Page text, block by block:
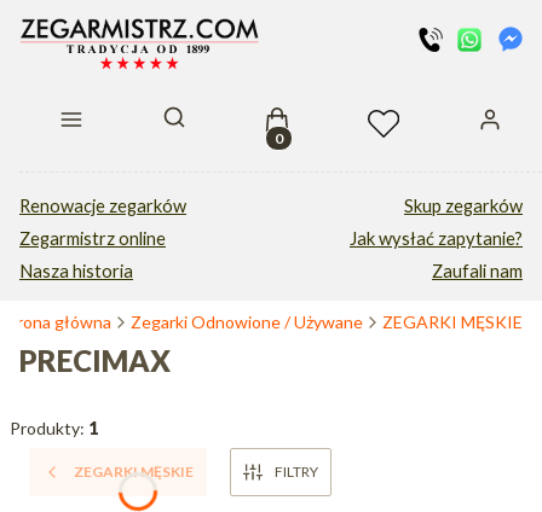
Otwórz wyszukiwarkęProdukty w koszyku: 0. Zobacz
Renowacje zegarków
Zegarmistrz online
Nasza historia
Skup zegarków
Jak wysłać zapytanie?
Zaufali nam
Strona główna Zegarki Odnowione / Używane ZEGARKI MĘSKIE
PRECIMAX
Produkty: 1
ZEGARKI MĘSKIE FILTRY